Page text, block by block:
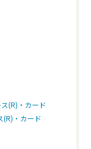
(R)・カード
(R)・カード